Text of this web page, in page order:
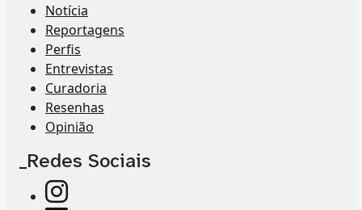
Notícia
Reportagens
Perfis
Entrevistas
Curadoria
Resenhas
Opinião
_Redes Sociais